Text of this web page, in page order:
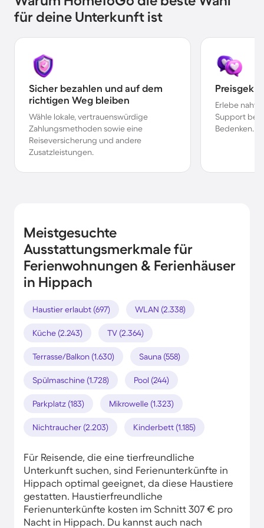
für deine Unterkunft ist
Sicher bezahlen und auf dem
richtigen Weg bleiben
Wähle lokale, vertrauenswürdige
Zahlungsmethoden sowie eine
Reiseversicherung und andere
Zusatzleistungen.
Erlebe
Support bei
Bedenken.
Meistgesuchte
Ausstattungsmerkmale für
Ferienwohnungen & Ferienhäuser
in Hippach
Haustier erlaubt (697) WLAN (2.338)
Küche (2.243) TV (2.364)
Terrasse/Balkon (1.630) Sauna (558)
Spülmaschine (1.728) Pool (244)
Parkplatz (183) Mikrowelle (1.323)
Nichtraucher (2.203) Kinderbett (1.185)
Für Reisende, die eine tierfreundliche
Unterkunft suchen, sind Ferienunterkünfte in
Hippach optimal geeignet, da diese Haustiere
gestatten. Haustierfreundliche
Ferienunterkünfte kosten im Schnitt 307 € pro
Nacht in Hippach. Du kannst auch nach